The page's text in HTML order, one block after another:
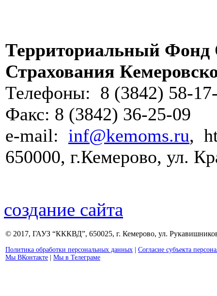
Территориальный Фонд
Страхования
Телефоны: 8 (3842) 58-
Факс: 8 (3842) 36-25-09
e-mail: inf@kemoms.ru,
650000, г.Кемерово, ул.
создание сайта
© 2017, ГАУЗ “КККВД”, 650025, г. Кемерово, ул.
Политика обработки персональных данных
Согласие субъекта
Мы ВКонтакте
Мы в Телеграме